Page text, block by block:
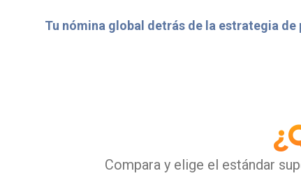
Tu nómina global detrás de la estrategia de
Compara y elige el estándar